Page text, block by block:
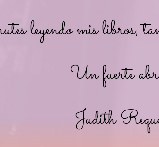
leyendo mis libros,
Un fuerte
Judith